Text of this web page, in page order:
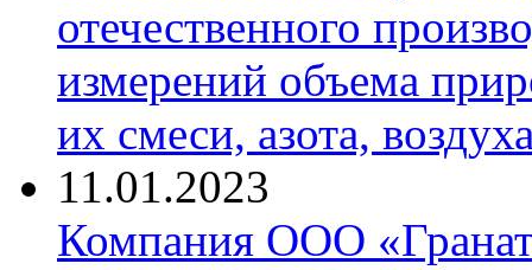
отечественного
измерений объема
их смеси, азота,
11.01.2023
Компания ООО